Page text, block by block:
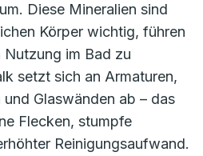
Diese Mineralien sind
Körper wichtig, führen
im Bad zu
setzt sich an Armaturen,
Glaswänden ab – das
Flecken, stumpfe
Reinigungsaufwand.